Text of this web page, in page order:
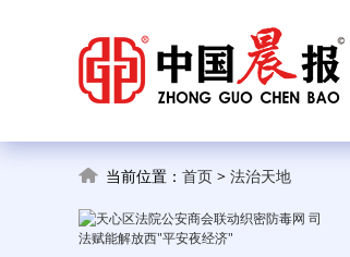
当前位置： 首页 > 法治天地